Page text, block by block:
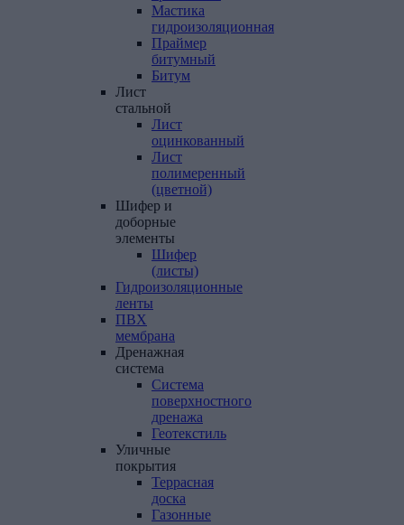
Мастика
гидроизоляционная
Праймер
битумный
Битум
Лист
стальной
Лист
оцинкованный
Лист
полимеренный
(цветной)
Шифер и
доборные
элементы
Шифер
(листы)
Гидроизоляционные
ленты
ПВХ
мембрана
Дренажная
система
Система
поверхностного
дренажа
Геотекстиль
Уличные
покрытия
Террасная
доска
Газонные